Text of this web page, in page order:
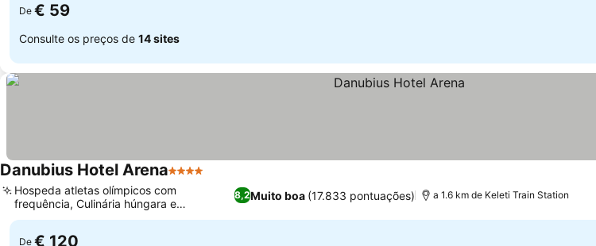
De € 59
Consulte os preços de 14 sites
Danubius Hotel Arena4 Estrelas
8,2Muito boa (17.833 pontuações)
Hospeda atletas olímpicos com
frequência, Culinária húngara e
internacional recém-renovada
a 1.6 km de Keleti Train Station
De € 120